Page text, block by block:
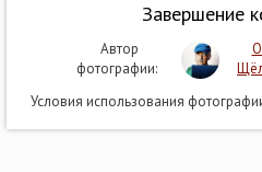
Завершение
Автор
фотографии:
Условия использования